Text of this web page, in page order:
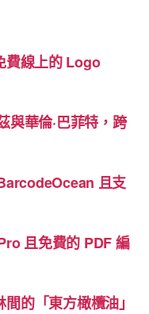
商
日
費線上的 Logo
與華倫·巴菲特，跨
且支
且免費的 PDF 編
的「東方橄欖油」